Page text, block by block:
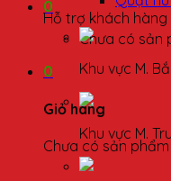
0
Chưa có sản
0
Giỏ hàng
Chưa có sản
Hỗ trợ khách hàng
Khu vực M.
Khu vực M.